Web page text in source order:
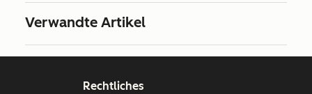
Verwandte Artikel
Rechtliches